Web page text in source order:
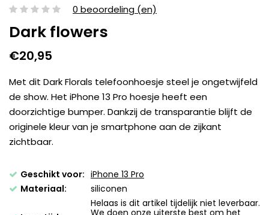
0 beoordeling (en)
Dark flowers
€20,95
Met dit Dark Florals telefoonhoesje steel je ongetwijfeld
de show. Het iPhone 13 Pro hoesje heeft een
doorzichtige bumper. Dankzij de transparantie blijft de
originele kleur van je smartphone aan de zijkant
zichtbaar.
Geschikt voor: iPhone 13 Pro
Materiaal:
siliconen
Helaas is dit artikel tijdelijk niet leverbaar.